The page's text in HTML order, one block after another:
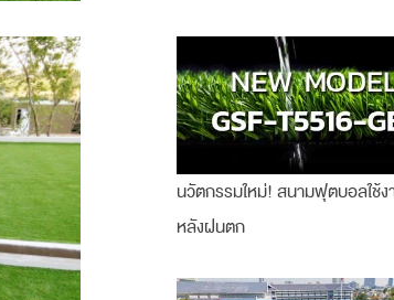
นวัตกรรมใหม่! สนามฟุตบอลใช้ง
หลังฝนตก